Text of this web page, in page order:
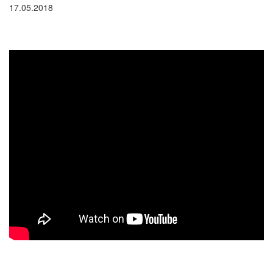
17.05.2018